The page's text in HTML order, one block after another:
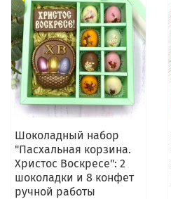
Шоколадный набор
"Пасхальная корзина.
Христос Воскресе": 2
шоколадки и 8 конфет
ручной работы